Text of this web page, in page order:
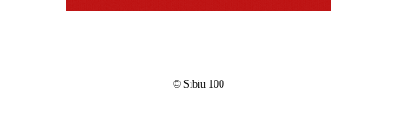
© Sibiu 100